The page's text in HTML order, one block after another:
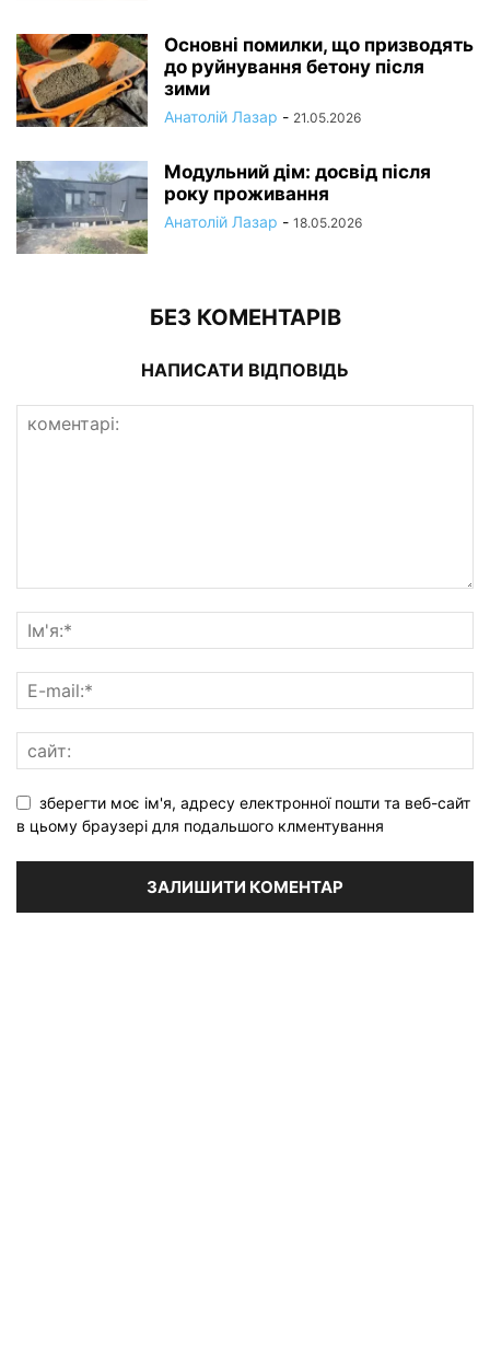
Основні помилки, що призводять
до руйнування бетону після
зими
Анатолій Лазар - 21.05.2026
Модульний дім: досвід після
року проживання
Анатолій Лазар - 18.05.2026
БЕЗ КОМЕНТАРІВ
НАПИСАТИ ВІДПОВІДЬ
зберегти моє ім'я, адресу електронної пошти та веб-сайт
в цьому браузері для подальшого клментування